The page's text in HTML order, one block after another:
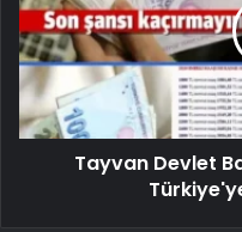
Tayvan Devlet